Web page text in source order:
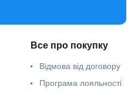
Все про покупку
Відмова від договору
Програма лояльності